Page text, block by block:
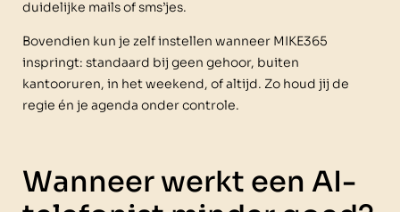
duidelijke mails of sms’jes.
Bovendien kun je zelf instellen wanneer MIKE365
inspringt: standaard bij geen gehoor, buiten
kantooruren, in het weekend, of altijd. Zo houd jij de
regie én je agenda onder controle.
Wanneer werkt een AI-